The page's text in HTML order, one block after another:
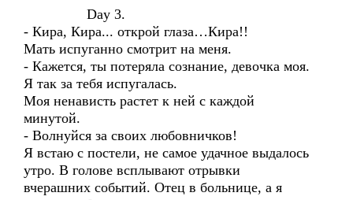
Day 3.
- Кира, Кира... открой глаза…Кира!!
Мать испуганно смотрит на меня.
- Кажется, ты потеряла сознание, девочка моя.
Я так за тебя испугалась.
Моя ненависть растет к ней с каждой
минутой.
- Волнуйся за своих любовничков!
Я встаю с постели, не самое удачное выдалось
утро. В голове всплывают отрывки
вчерашних событий. Отец в больнице, а я